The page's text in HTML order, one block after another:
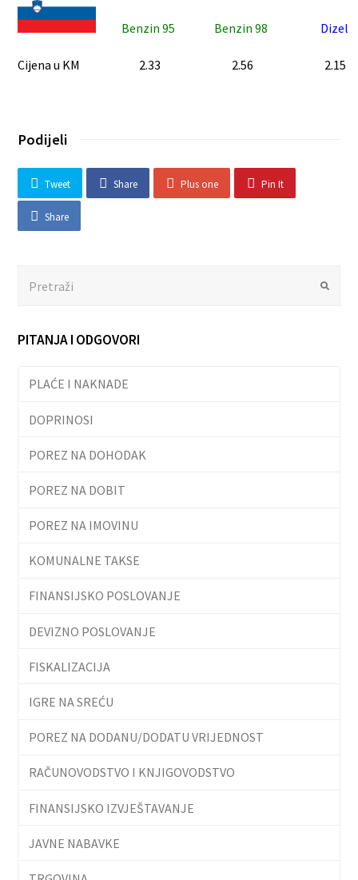
Benzin 95 Benzin 98 Dizel
Cijena u KM 2.33 2.56 2.15
Podijeli
Tweet Share Plus one Pin It
Share
PITANJA I ODGOVORI
PLAĆE I NAKNADE
DOPRINOSI
POREZ NA DOHODAK
POREZ NA DOBIT
POREZ NA IMOVINU
KOMUNALNE TAKSE
FINANSIJSKO POSLOVANJE
DEVIZNO POSLOVANJE
FISKALIZACIJA
IGRE NA SREĆU
POREZ NA DODANU/DODATU VRIJEDNOST
RAČUNOVODSTVO I KNJIGOVODSTVO
FINANSIJSKO IZVJEŠTAVANJE
JAVNE NABAVKE